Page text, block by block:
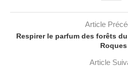
Article
Respirer le parfum des forêts
Roques
Article